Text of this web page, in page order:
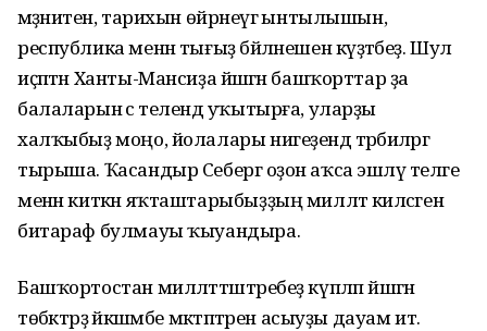
мәҙәниәтен, тарихын өйрәнеүгә ынтылышын,
республика менән тығыҙ бәйләнешен күҙәтәбеҙ. Шул
иҫәптән Ханты-Мансиҙа йәшәгән башҡорттар ҙа
балаларын әсә телендә уҡытырға, уларҙы
халҡыбыҙ моңо, йолалары нигеҙендә тәрбиәләргә
тырыша. Ҡасандыр Себергә оҙон аҡса эшләү теләге
менән киткән яҡташтарыбыҙҙың милләт киләсәгенә
битараф булмауы ҡыуандыра.
Башҡортостан милләттәштәребеҙ күпләп йәшәгән
төбәктәрҙә йәкшәмбе мәктәптәрен асыуҙы дауам итә.